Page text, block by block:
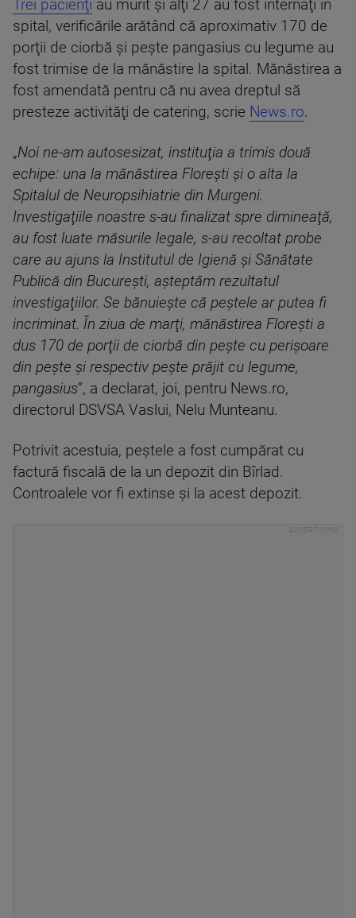
Trei pacienţi au murit şi alţi 27 au fost internaţi în
spital, verificările arătând că aproximativ 170 de
porţii de ciorbă şi peşte pangasius cu legume au
fost trimise de la mănăstire la spital. Mănăstirea a
fost amendată pentru că nu avea dreptul să
presteze activităţi de catering, scrie News.ro.
„Noi ne-am autosesizat, instituţia a trimis două
echipe: una la mănăstirea Floreşti şi o alta la
Spitalul de Neuropsihiatrie din Murgeni.
Investigaţiile noastre s-au finalizat spre dimineaţă,
au fost luate măsurile legale, s-au recoltat probe
care au ajuns la Institutul de Igienă şi Sănătate
Publică din Bucureşti, aşteptăm rezultatul
investigaţiilor. Se bănuieşte că peştele ar putea fi
incriminat. În ziua de marţi, mănăstirea Floreşti a
dus 170 de porţii de ciorbă din peşte cu perişoare
din peşte şi respectiv peşte prăjit cu legume,
pangasius”, a declarat, joi, pentru News.ro,
directorul DSVSA Vaslui, Nelu Munteanu.
Potrivit acestuia, peştele a fost cumpărat cu
factură fiscală de la un depozit din Bîrlad.
Controalele vor fi extinse şi la acest depozit.